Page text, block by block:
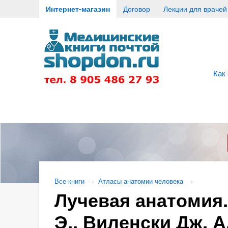
Интернет-магазин Договор Лекции для врачей
Все книги → Атласы анатомии человека →
Лучевая
Э., Виленски Дж.